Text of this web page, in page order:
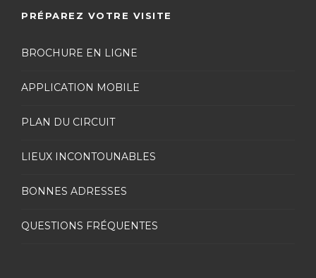
PRÉPAREZ VOTRE VISITE
BROCHURE EN LIGNE
APPLICATION MOBILE
PLAN DU CIRCUIT
LIEUX INCONTOUNABLES
BONNES ADRESSES
QUESTIONS FRÉQUENTES